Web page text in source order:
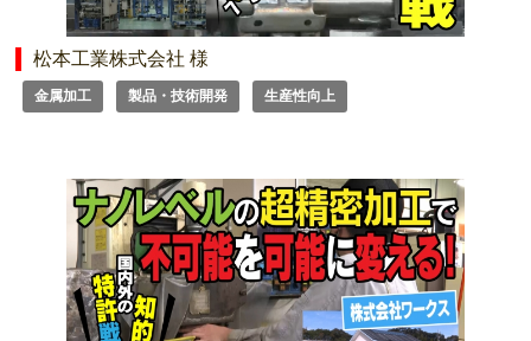
松本工業株式会社 様
金属加工 製品・技術開発 生産性向上